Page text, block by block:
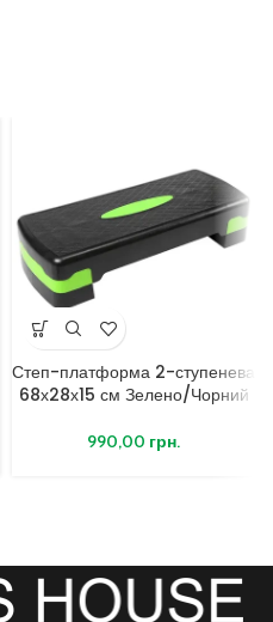
Степ-платформа 2-ступенева
68х28х15 см Зелено/Чорний
990,00 грн.